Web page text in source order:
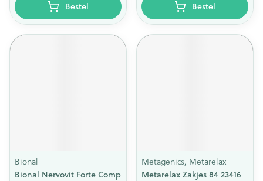
Bestel Bestel
Bional
Bional Nervovit Forte Comp
Metagenics, Metarelax
Metarelax Zakjes 84 23416